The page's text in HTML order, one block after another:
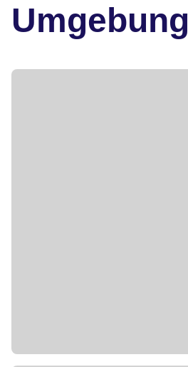
Umgebung